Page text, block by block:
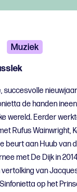
Muziek
succesvolle
de handen
wereld. Eerder
Rufus Wainwright,
beurt aan Huub van
met De Dijk in
vertolking van
op het